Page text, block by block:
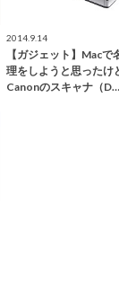
2014.9.14
【ガジェット】Macで
理をしようと思ったけ
Canonのスキャナ（D…